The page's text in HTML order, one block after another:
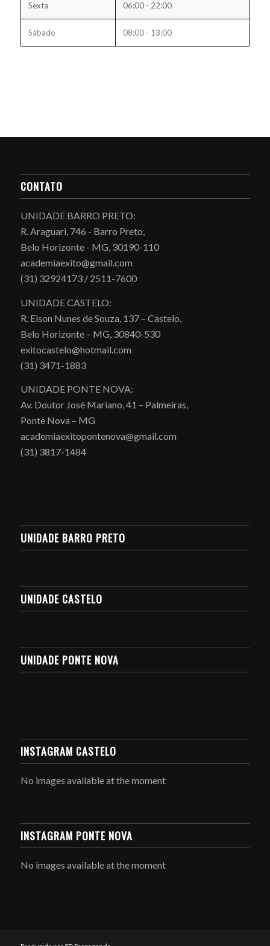
Sexta 06:00 - 22:00
Sábado 08:00 - 13:00
CONTATO
UNIDADE BARRO PRETO:
R. Araguari, 746 - Barro Preto,
Belo Horizonte - MG, 30190-110
academiaexito@gmail.com
(31) 32924173 / 2511-7600
UNIDADE CASTELO:
R. Elson Nunes de Souza, 137 – Castelo,
Belo Horizonte – MG, 30840-530
exitocastelo@hotmail.com
(31) 3471-1883
UNIDADE PONTE NOVA:
Av. Doutor José Mariano, 41 – Palmeiras,
Ponte Nova – MG
academiaexitopontenova@gmail.com
(31) 3817-1484
UNIDADE BARRO PRETO
UNIDADE CASTELO
UNIDADE PONTE NOVA
INSTAGRAM CASTELO
No images available at the moment
INSTAGRAM PONTE NOVA
No images available at the moment